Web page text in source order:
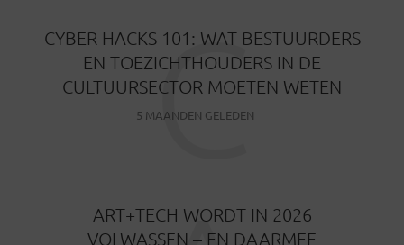
CYBER HACKS 101: WAT BESTUURDERS
EN TOEZICHTHOUDERS IN DE
CULTUURSECTOR MOETEN WETEN
5 MAANDEN GELEDEN
C
ART+TECH WORDT IN 2026
VOLWASSEN – EN DAARMEE